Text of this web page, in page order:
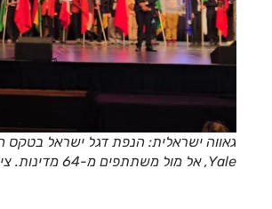
Yale, אל מול משתתפים מ-64 מדינות. צילום: חטיבת אחד העם